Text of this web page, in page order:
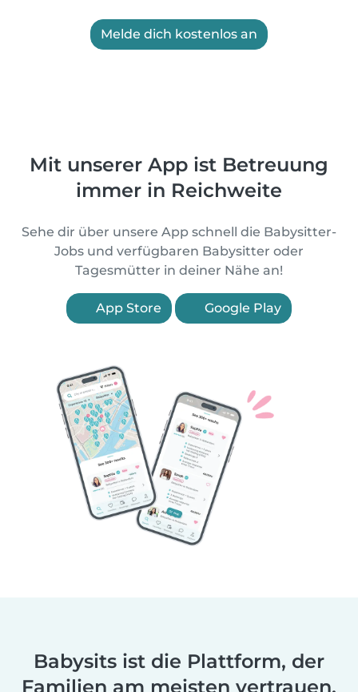
Melde dich kostenlos an
Mit unserer App ist Betreuung
immer in Reichweite
Sehe dir über unsere App schnell die Babysitter-
Jobs und verfügbaren Babysitter oder
Tagesmütter in deiner Nähe an!
App Store Google Play
Babysits ist die Plattform, der
Familien am meisten vertrauen.